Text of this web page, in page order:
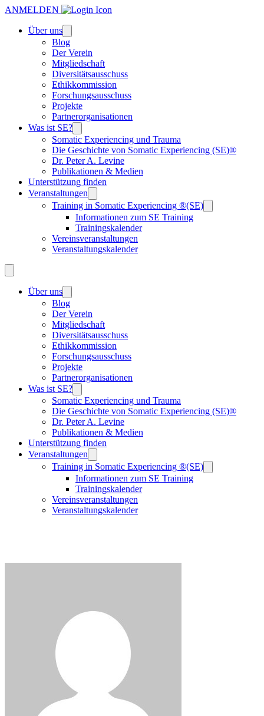
ANMELDEN
Über uns
Blog
Der Verein
Mitgliedschaft
Diversitätsausschuss
Ethikkommission
Forschungsausschuss
Projekte
Partnerorganisationen
Was ist SE?
Somatic Experiencing und Trauma
Die Geschichte von Somatic Experiencing (SE)®
Dr. Peter A. Levine
Publikationen & Medien
Unterstützung finden
Veranstaltungen
Training in Somatic Experiencing ®(SE)
Informationen zum SE Training
Trainingskalender
Vereinsveranstaltungen
Veranstaltungskalender
Über uns
Blog
Der Verein
Mitgliedschaft
Diversitätsausschuss
Ethikkommission
Forschungsausschuss
Projekte
Partnerorganisationen
Was ist SE?
Somatic Experiencing und Trauma
Die Geschichte von Somatic Experiencing (SE)®
Dr. Peter A. Levine
Publikationen & Medien
Unterstützung finden
Veranstaltungen
Training in Somatic Experiencing ®(SE)
Informationen zum SE Training
Trainingskalender
Vereinsveranstaltungen
Veranstaltungskalender